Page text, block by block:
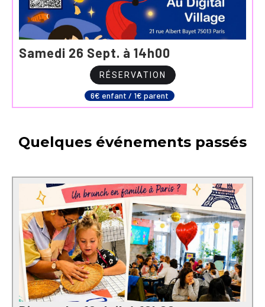
Samedi 26 Sept. à 14h00
RÉSERVATION
6€ enfant / 1€ parent
Quelques événements passés